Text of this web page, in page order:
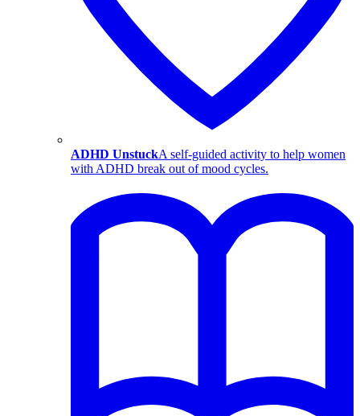
ADHD UnstuckA self-guided activity to help women
with ADHD break out of mood cycles.